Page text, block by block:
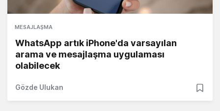
MESAJLAŞMA
WhatsApp artık iPhone'da varsayılan
arama ve mesajlaşma uygulaması
olabilecek
Gözde Ulukan